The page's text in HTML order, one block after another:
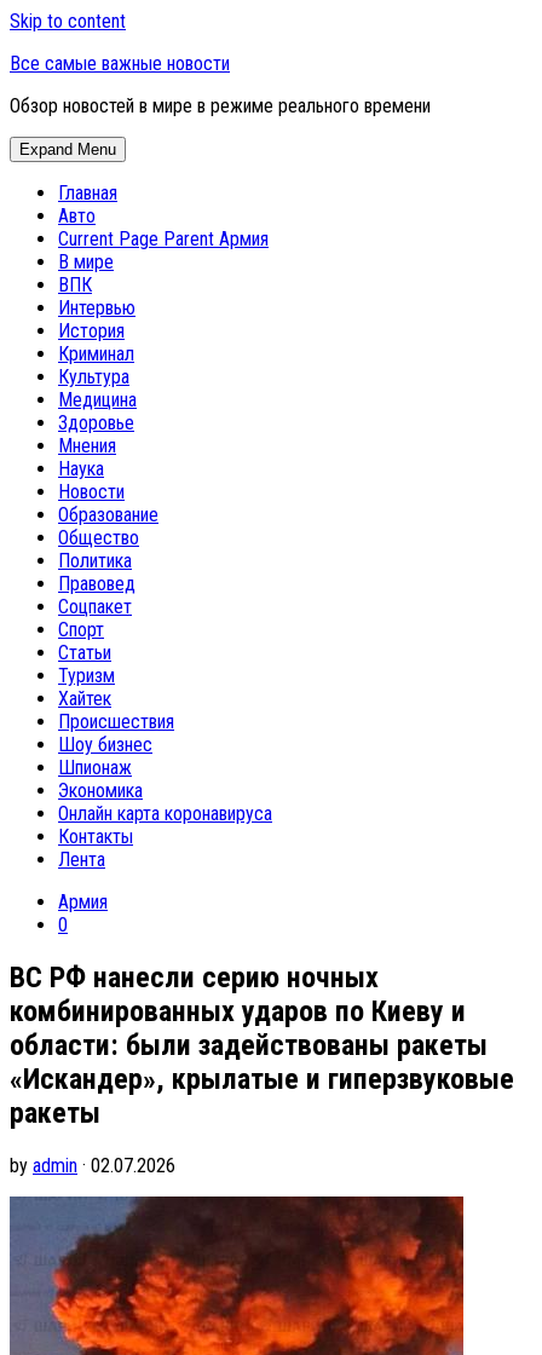
Skip to content
Все самые важные новости
Обзор новостей в мире в режиме реального времени
Expand Menu
Главная
Авто
Current Page Parent Армия
В мире
ВПК
Интервью
История
Криминал
Культура
Медицина
Здоровье
Мнения
Наука
Новости
Образование
Общество
Политика
Правовед
Соцпакет
Спорт
Статьи
Туризм
Хайтек
Происшествия
Шоу бизнес
Шпионаж
Экономика
Онлайн карта коронавируса
Контакты
Лента
Армия
0
ВС РФ нанесли серию ночных
комбинированных ударов по Киеву и
области: были задействованы ракеты
«Искандер», крылатые и гиперзвуковые
ракеты
by admin · 02.07.2026